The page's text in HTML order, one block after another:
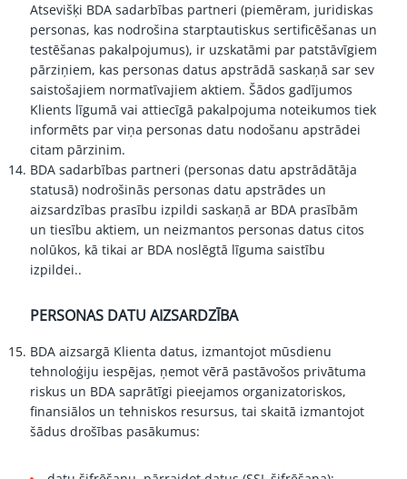
Atsevišķi BDA sadarbības partneri (piemēram, juridiskas
personas, kas nodrošina starptautiskus sertificēšanas un
testēšanas pakalpojumus), ir uzskatāmi par patstāvīgiem
pārziņiem, kas personas datus apstrādā saskaņā sar sev
saistošajiem normatīvajiem aktiem. Šādos gadījumos
Klients līgumā vai attiecīgā pakalpojuma noteikumos tiek
informēts par viņa personas datu nodošanu apstrādei
citam pārzinim.
BDA sadarbības partneri (personas datu apstrādātāja
statusā) nodrošinās personas datu apstrādes un
aizsardzības prasību izpildi saskaņā ar BDA prasībām
un tiesību aktiem, un neizmantos personas datus citos
nolūkos, kā tikai ar BDA noslēgtā līguma saistību
izpildei..
PERSONAS DATU AIZSARDZĪBA
BDA aizsargā Klienta datus, izmantojot mūsdienu
tehnoloģiju iespējas, ņemot vērā pastāvošos privātuma
riskus un BDA saprātīgi pieejamos organizatoriskos,
finansiālos un tehniskos resursus, tai skaitā izmantojot
šādus drošības pasākumus: